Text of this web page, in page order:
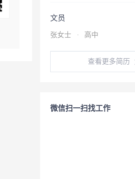
文员
张女士 · 高中
查看更多简历
微信扫一扫找工作